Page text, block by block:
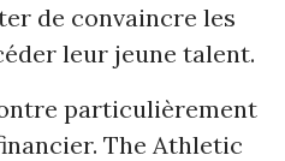
de convaincre les
leur jeune talent.
particulièrement
The Athletic